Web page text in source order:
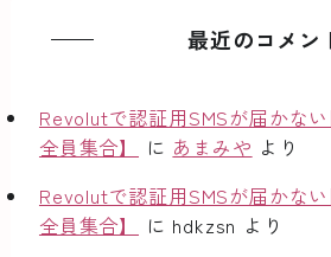
最近のコメン
Revolutで認証用SMSが届かな
全員集合】
に あまみや より
Revolutで認証用SMSが届かな
全員集合】
に hdkzsn より